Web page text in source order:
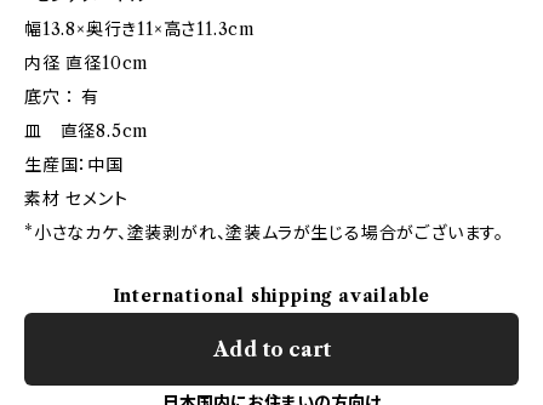
幅13.8×奥行き11×高さ11.3cm
内径 直径10cm
底穴 ： 有
皿 直径8.5cm
生産国：中国
素材 セメント
*小さなカケ、塗装剥がれ、塗装ムラが生じる場合がございます。
International shipping available
Add to cart